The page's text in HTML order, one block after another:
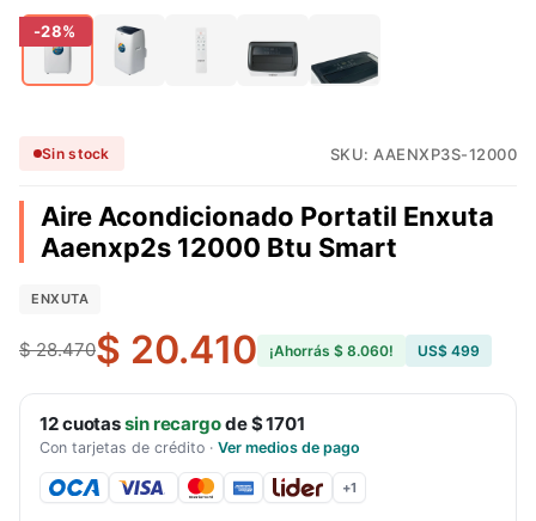
-28%
Sin stock SKU: AAENXP3S-12000
Aire Acondicionado Portatil Enxuta
Aaenxp2s 12000 Btu Smart
ENXUTA
$ 28.470$ 20.410 ¡Ahorrás $ 8.060! US$ 499
12cuotassin recargode$ 1701
Con tarjetas de crédito · Ver medios de pago
+1